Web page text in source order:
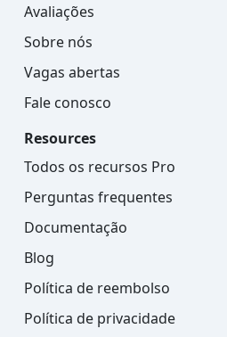
Avaliações
Sobre nós
Vagas abertas
Fale conosco
Resources
Todos os recursos Pro
Perguntas frequentes
Documentação
Blog
Política de reembolso
Política de privacidade